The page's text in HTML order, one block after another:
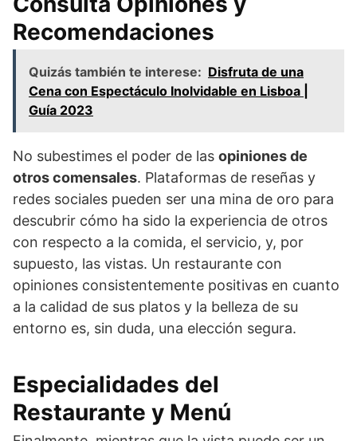
Recomendaciones
Quizás también te interese: Disfruta de una
Cena con Espectáculo Inolvidable en Lisboa |
Guía 2023
No subestimes el poder de las opiniones de
otros comensales. Plataformas de reseñas y
redes sociales pueden ser una mina de oro para
descubrir cómo ha sido la experiencia de otros
con respecto a la comida, el servicio, y, por
supuesto, las vistas. Un restaurante con
opiniones consistentemente positivas en cuanto
a la calidad de sus platos y la belleza de su
entorno es, sin duda, una elección segura.
Especialidades del
Restaurante y Menú